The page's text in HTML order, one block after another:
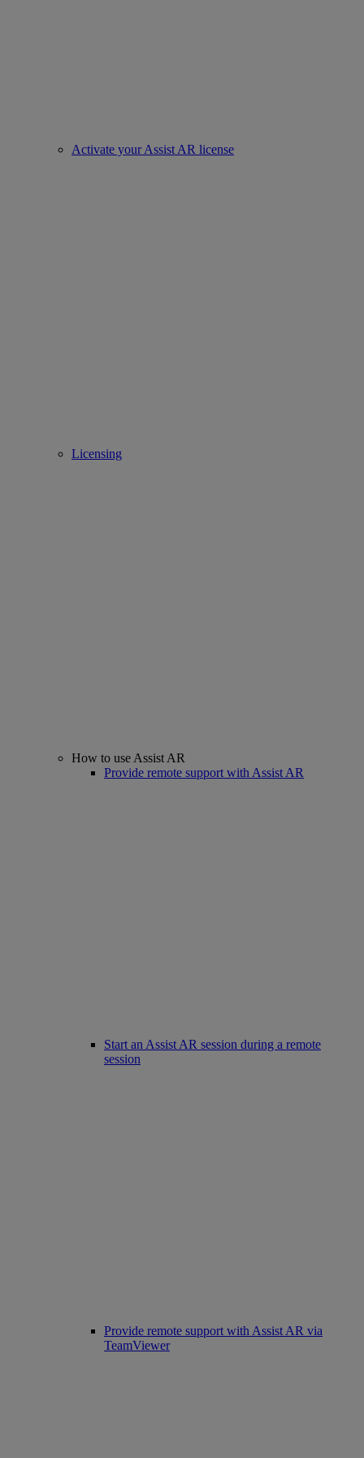
Activate your Assist AR license
Licensing
How to use Assist AR
Provide remote support with Assist AR
Start an Assist AR session during a remote
session
Provide remote support with Assist AR via
TeamViewer